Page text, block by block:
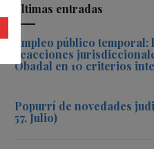
Últimas entradas
Empleo público temporal:
reacciones
Obadal en 10 criterios
Popurrí de novedades
57, Julio)